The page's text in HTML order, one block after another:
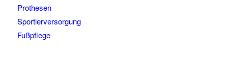
Prothesen
Sportlerversorgung
Fußpflege